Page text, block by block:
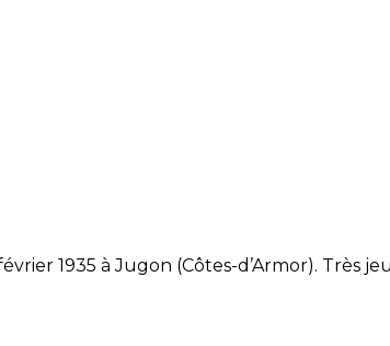
1935 à Jugon (Côtes-d’Armor). Très